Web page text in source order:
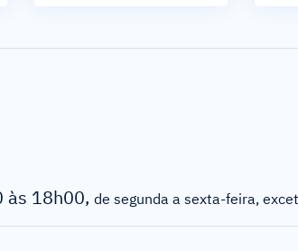
às 18h00, de segunda a sexta-feira,